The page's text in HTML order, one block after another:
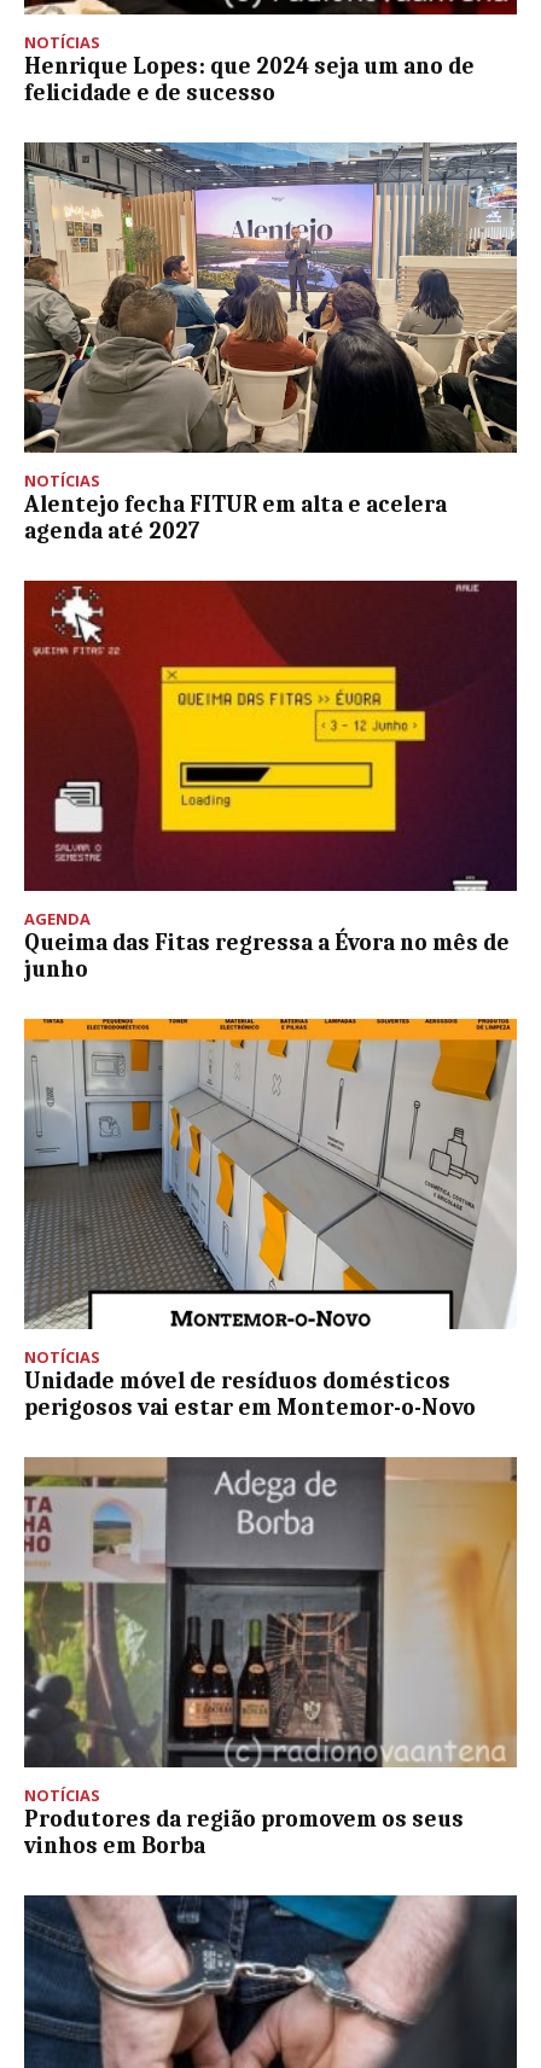
NOTÍCIAS
Henrique Lopes: que 2024 seja um ano de
felicidade e de sucesso
NOTÍCIAS
Alentejo fecha FITUR em alta e acelera
agenda até 2027
AGENDA
Queima das Fitas regressa a Évora no mês de
junho
NOTÍCIAS
Unidade móvel de resíduos domésticos
perigosos vai estar em Montemor-o-Novo
NOTÍCIAS
Produtores da região promovem os seus
vinhos em Borba